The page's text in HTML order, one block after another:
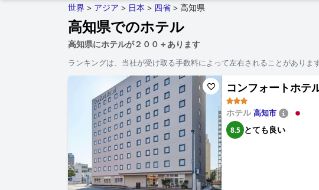
世界 > アジア > 日本 > 四省 > 高知県
高知県でのホテル
高知県にホテルが２００＋あります
ランキングは、当社が受け取る手数料によって左右されることがあります
コンフォートホ
ホテル高知市
8.5 とても良い